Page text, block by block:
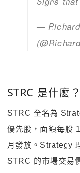
—
STRC 是什麼
STRC 全名為
優先股，面額每股
月發放。Strategy
STRC 的市場交易